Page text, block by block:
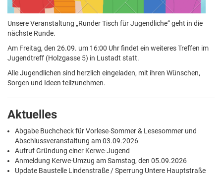
Unsere Veranstaltung „Runder Tisch für Jugendliche“ geht in die
nächste Runde.
Am Freitag, den 26.09. um 16:00 Uhr findet ein weiteres Treffen im
Jugendtreff (Holzgasse 5) in Lustadt statt.
Alle Jugendlichen sind herzlich eingeladen, mit ihren Wünschen,
Sorgen und Ideen teilzunehmen.
Aktuelles
Abgabe Buchcheck für Vorlese-Sommer & Lesesommer und
Abschlussveranstaltung am 03.09.2026
Aufruf Gründung einer Kerwe-Jugend
Anmeldung Kerwe-Umzug am Samstag, den 05.09.2026
Update Baustelle Lindenstraße / Sperrung Untere Hauptstraße